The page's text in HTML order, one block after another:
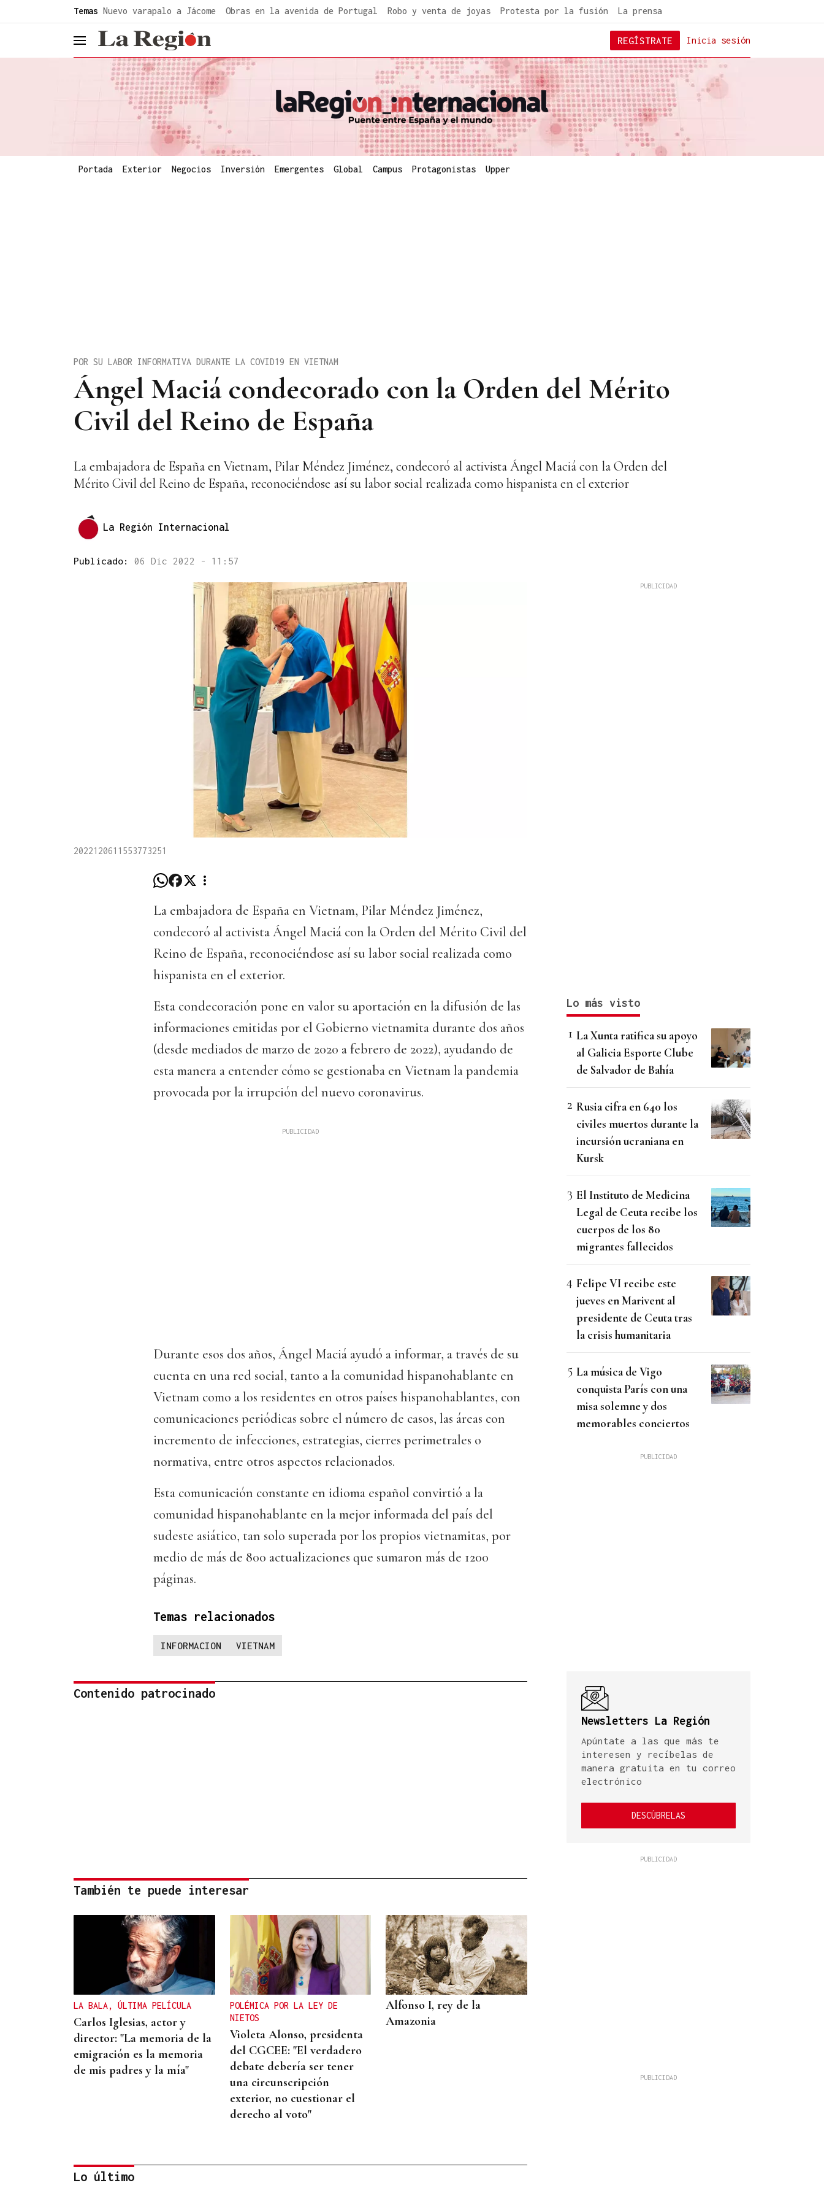
Temas Nuevo varapalo a Jácome Obras en la avenida de Portugal Robo y venta de joyas Protesta por la fusión La prensa
header.menu.open Inicia sesión
REGÍSTRATE
Portada Exterior Negocios Inversión Emergentes Global Campus Protagonistas Upper
Ángel Maciá condecorado con la Orden del Mérito
Civil del Reino de España
POR SU LABOR INFORMATIVA DURANTE LA COVID19 EN VIETNAM
La embajadora de España en Vietnam, Pilar Méndez Jiménez, condecoró al activista Ángel Maciá con la Orden del
Mérito Civil del Reino de España, reconociéndose así su labor social realizada como hispanista en el exterior
La Región Internacional
Publicado: 06 Dic 2022 - 11:57
2022120611553773251
La embajadora de España en Vietnam, Pilar Méndez Jiménez,
condecoró al activista Ángel Maciá con la Orden del Mérito Civil del
Reino de España, reconociéndose así su labor social realizada como
hispanista en el exterior.
Esta condecoración pone en valor su aportación en la difusión de las
informaciones emitidas por el Gobierno vietnamita durante dos años
(desde mediados de marzo de 2020 a febrero de 2022), ayudando de
esta manera a entender cómo se gestionaba en Vietnam la pandemia
provocada por la irrupción del nuevo coronavirus.
Durante esos dos años, Ángel Maciá ayudó a informar, a través de su
cuenta en una red social, tanto a la comunidad hispanohablante en
Vietnam como a los residentes en otros países hispanohablantes, con
comunicaciones periódicas sobre el número de casos, las áreas con
incremento de infecciones, estrategias, cierres perimetrales o
normativa, entre otros aspectos relacionados.
Esta comunicación constante en idioma español convirtió a la
comunidad hispanohablante en la mejor informada del país del
sudeste asiático, tan solo superada por los propios vietnamitas, por
medio de más de 800 actualizaciones que sumaron más de 1200
páginas.
Temas relacionados
INFORMACION VIETNAM
Contenido patrocinado
También te puede interesar
LA BALA, ÚLTIMA PELÍCULA
Carlos Iglesias, actor y
director: "La memoria de la
emigración es la memoria
de mis padres y la mía"
POLÉMICA POR LA LEY DE
NIETOS
Violeta Alonso, presidenta
del CGCEE: "El verdadero
debate debería ser tener
una circunscripción
exterior, no cuestionar el
derecho al voto"
Alfonso I, rey de la
Amazonia
Lo último
Lo más visto
La Xunta ratifica su apoyo
al Galicia Esporte Clube
de Salvador de Bahía
Rusia cifra en 640 los
civiles muertos durante la
incursión ucraniana en
Kursk
El Instituto de Medicina
Legal de Ceuta recibe los
cuerpos de los 80
migrantes fallecidos
Felipe VI recibe este
jueves en Marivent al
presidente de Ceuta tras
la crisis humanitaria
La música de Vigo
conquista París con una
misa solemne y dos
memorables conciertos
Newsletters La Región
Apúntate a las que más te
interesen y recíbelas de
manera gratuita en tu correo
electrónico
DESCÚBRELAS